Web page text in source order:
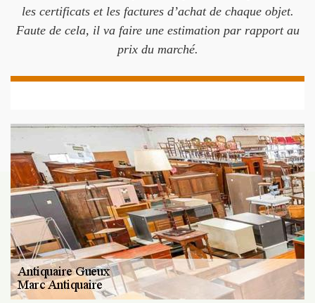
les certificats et les factures d’achat de chaque objet.
Faute de cela, il va faire une estimation par rapport au
prix du marché.